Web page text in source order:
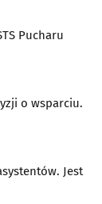
Pucharu
o wsparciu.
Jest